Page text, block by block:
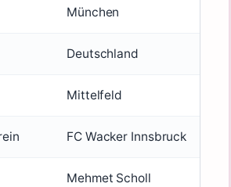
München
Deutschland
Mittelfeld
FC Wacker Innsbruck
Mehmet Scholl